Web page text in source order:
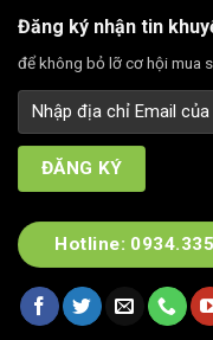
Đăng ký nhận tin
để không bỏ lỡ cơ hội mua
Hotline: